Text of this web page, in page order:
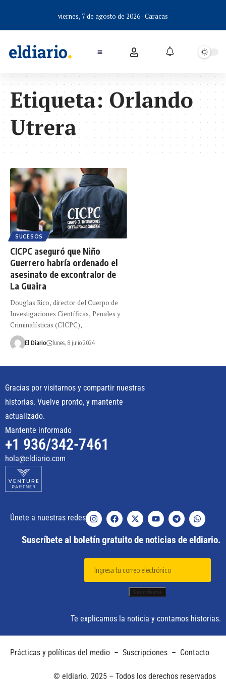
viernes, 7 de agosto de 2026 - Caracas
Etiqueta: Orlando
Utrera
SUCESOS
CICPC aseguró que Niño
Guerrero habría ordenado el
asesinato de excontralor de
La Guaira
Douglas Rico, director del Cuerpo de
Investigaciones Científicas, Penales y
Criminalísticas (CICPC),…
El Diario lunes, 8 julio 2024
Gracias por visitarnos y compartir nuestras
historias. Vuelve pronto, y mantente
actualizado.
Mantente informado
+1 936/342-7461
hola@eldiario.com
Únete a nuestras redes
Suscríbete al boletín gratuito de noticias de eldiario.
Te explicamos la noticia y contamos historias.
Prácticas y políticas del medio – Suscripciones – Contacto
© eldiario. 2025 – Todos los derechos reservados